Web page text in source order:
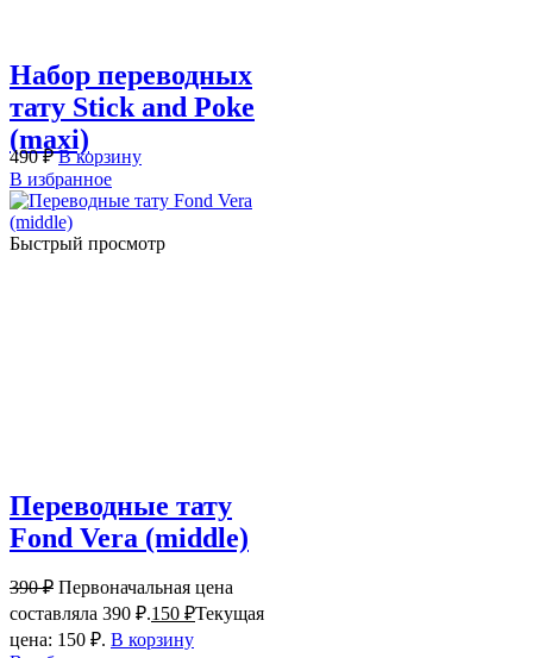
Набор переводных
тату Stick and Poke
(maxi)
490₽ В корзину
В избранное
Быстрый просмотр
Переводные тату
Fond Vera (middle)
390₽ Первоначальная цена
составляла 390 ₽.150 ₽Текущая
цена: 150 ₽. В корзину